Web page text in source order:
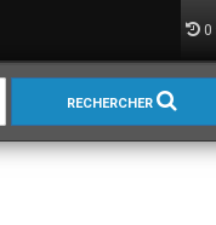
0
RECHERCHER